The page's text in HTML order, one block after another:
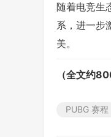
随着电竞生
系，进一步
美。
（全文约
PUBG 赛程